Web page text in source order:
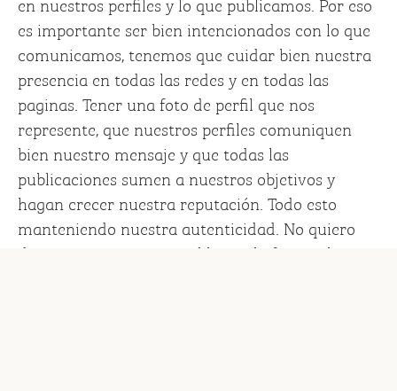
es importante ser bien intencionados con lo que
comunicamos, tenemos que cuidar bien nuestra
presencia en todas las redes y en todas las
paginas. Tener una foto de perfil que nos
represente, que nuestros perfiles comuniquen
bien nuestro mensaje y que todas las
publicaciones sumen a nuestros objetivos y
hagan crecer nuestra reputación. Todo esto
manteniendo nuestra autenticidad. No quiero
decir con esto que no publiques la foto en la que